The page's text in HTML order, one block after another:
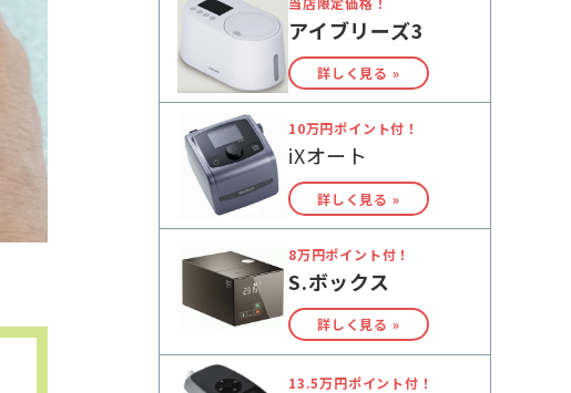
アイブリーズ3
詳しく見る »
10万円ポイント付！
iXオート
詳しく見る »
8万円ポイント付！
S.ボックス
詳しく見る »
13.5万円ポイント付！